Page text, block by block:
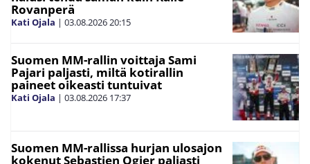
Rovanperä
Kati Ojala | 03.08.202620:15
Suomen MM-rallin voittaja Sami
Pajari paljasti, miltä kotirallin
paineet oikeasti tuntuivat
Kati Ojala | 03.08.2026 17:37
Suomen MM-rallissa hurjan ulosajon
kokenut Sebastien Ogier paljasti